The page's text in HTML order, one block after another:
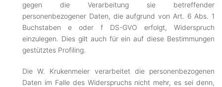
gegen die Verarbeitung sie betreffender
personenbezogener Daten, die aufgrund von Art. 6 Abs. 1
Buchstaben e oder f DS-GVO erfolgt, Widerspruch
einzulegen. Dies gilt auch für ein auf diese Bestimmungen
gestütztes Profiling.
Die W. Krukenmeier verarbeitet die personenbezogenen
Daten im Falle des Widerspruchs nicht mehr, es sei denn,